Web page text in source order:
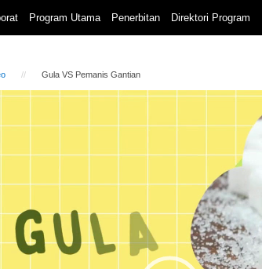
Program Utama Penerbitan Direktori Program
Gula VS Pemanis Gantian